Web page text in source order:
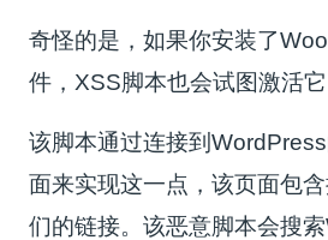
奇怪的是，如果你安装了
件，XSS脚本也会试图激活它
该脚本通过连接到
面来实现这一点，该页面包
们的链接。该恶意脚本会搜